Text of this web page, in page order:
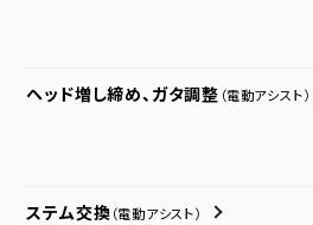
ヘッド増し締め、ガタ調整 （電動アシスト）
ステム交換 （電動アシスト）